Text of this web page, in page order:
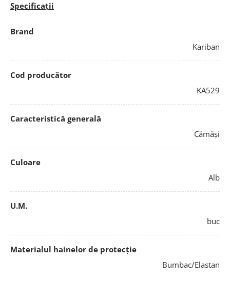
Specificații
Brand
Kariban
Cod producător
KA529
Caracteristică generală
Cămăși
Culoare
Alb
U.M.
buc
Materialul hainelor de protecție
Bumbac/Elastan